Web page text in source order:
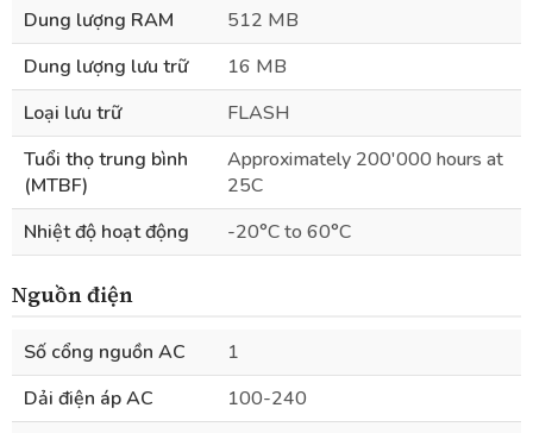
Dung lượng RAM
512 MB
Dung lượng lưu trữ
16 MB
Loại lưu trữ
FLASH
Tuổi thọ trung bình
(MTBF)
Approximately 200'000 hours at
25C
Nhiệt độ hoạt động
-20°C to 60°C
Nguồn điện
Số cổng nguồn AC
1
Dải điện áp AC
100-240